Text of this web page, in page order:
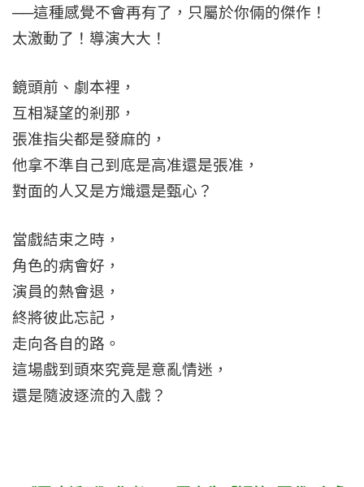
──這種感覺不會再有了，只屬於你倆的傑作！
太激動了！導演大大！
鏡頭前、劇本裡，
互相凝望的剎那，
張准指尖都是發麻的，
他拿不準自己到底是高准還是張准，
對面的人又是方熾還是甄心？
當戲結束之時，
角色的病會好，
演員的熱會退，
終將彼此忘記，
走向各自的路。
這場戲到頭來究竟是意亂情迷，
還是隨波逐流的入戲？